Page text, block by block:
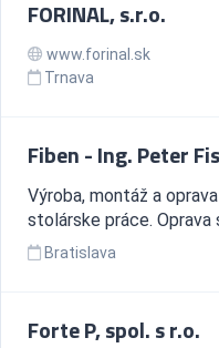
FORINAL, s.r.o.
www.forinal.sk
Trnava
Fiben - Ing. Peter
Výroba, montáž a
stolárske práce.
Bratislava
Forte P, spol. s r.o.